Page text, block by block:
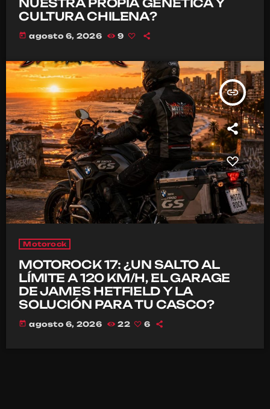
NUESTRA PROPIA GENÉTICA Y
CULTURA CHILENA?
today agosto 6, 2026 9
insert_link
Motorock
MOTOROCK 17: ¿UN SALTO AL
LÍMITE A 120 KM/H, EL GARAGE
DE JAMES HETFIELD Y LA
SOLUCIÓN PARA TU CASCO?
today agosto 6, 2026 22 6